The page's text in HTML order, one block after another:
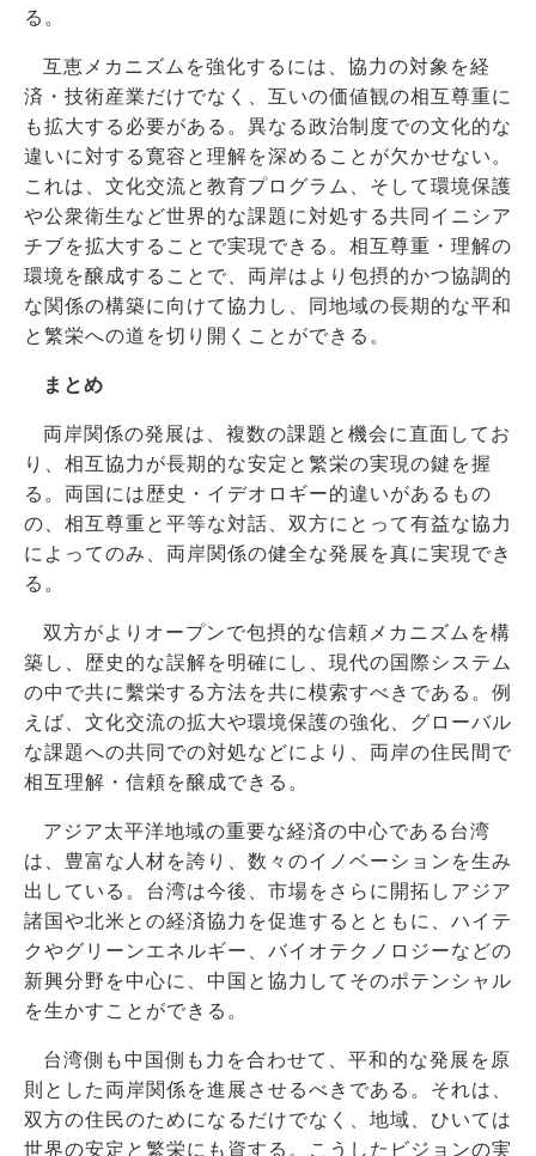
る。
互恵メカニズムを強化するには、協力の対象を経
済・技術産業だけでなく、互いの価値観の相互尊重に
も拡大する必要がある。異なる政治制度での文化的な
違いに対する寛容と理解を深めることが欠かせない。
これは、文化交流と教育プログラム、そして環境保護
や公衆衛生など世界的な課題に対処する共同イニシア
チブを拡大することで実現できる。相互尊重・理解の
環境を醸成することで、両岸はより包摂的かつ協調的
な関係の構築に向けて協力し、同地域の長期的な平和
と繁栄への道を切り開くことができる。
まとめ
両岸関係の発展は、複数の課題と機会に直面してお
り、相互協力が長期的な安定と繁栄の実現の鍵を握
る。両国には歴史・イデオロギー的違いがあるもの
の、相互尊重と平等な対話、双方にとって有益な協力
によってのみ、両岸関係の健全な発展を真に実現でき
る。
双方がよりオープンで包摂的な信頼メカニズムを構
築し、歴史的な誤解を明確にし、現代の国際システム
の中で共に繫栄する方法を共に模索すべきである。例
えば、文化交流の拡大や環境保護の強化、グローバル
な課題への共同での対処などにより、両岸の住民間で
相互理解・信頼を醸成できる。
アジア太平洋地域の重要な経済の中心である台湾
は、豊富な人材を誇り、数々のイノベーションを生み
出している。台湾は今後、市場をさらに開拓しアジア
諸国や北米との経済協力を促進するとともに、ハイテ
クやグリーンエネルギー、バイオテクノロジーなどの
新興分野を中心に、中国と協力してそのポテンシャル
を生かすことができる。
台湾側も中国側も力を合わせて、平和的な発展を原
則とした両岸関係を進展させるべきである。それは、
双方の住民のためになるだけでなく、地域、ひいては
世界の安定と繁栄にも資する。こうしたビジョンの実